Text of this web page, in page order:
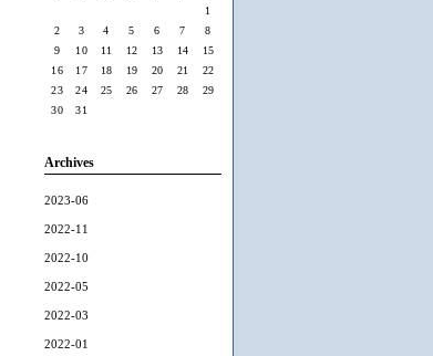
1
2
3 4 5 6 7
8
9
10 11 12 13 14
15
16
17 18 19 20 21
22
23
24 25 26 27 28
29
30
31
Archives
2023-06
2022-11
2022-10
2022-05
2022-03
2022-01